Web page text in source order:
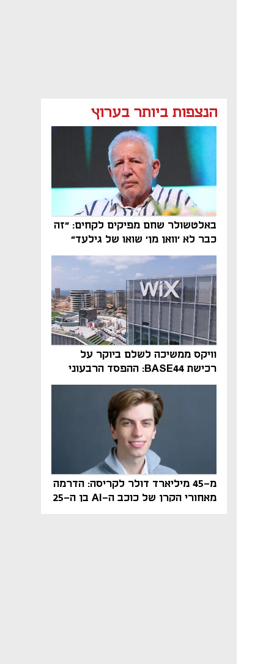
הנצפות ביותר בערוץ
באלטשולר שחם מפיקים לקחים: "זה
כבר לא 'וואן מן' שואו של גילעד"
וויקס ממשיכה לשלם ביוקר על
רכישת BASE44: ההפסד הרבעוני
זינק ל-76 מיליון דולר
מ-45 מיליארד דולר לקריסה: הדרמה
מאחורי הקרן של כוכב ה-AI בן ה-25